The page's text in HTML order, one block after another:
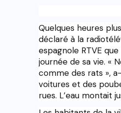
Quelques heures
déclaré à la
espagnole RTVE
journée de sa vie. «
comme des rats »,
voitures et des
rues. L’eau montait